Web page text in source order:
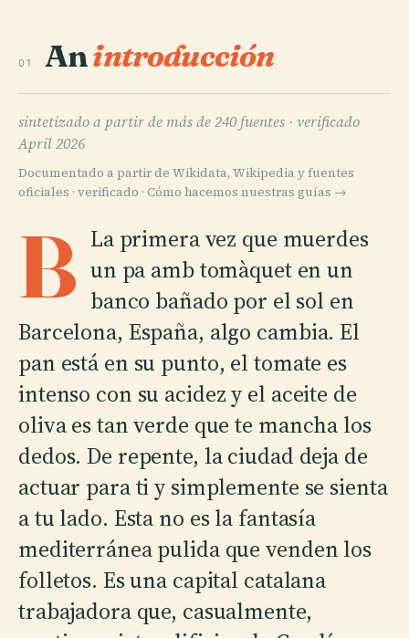
01 Anintroducción
sintetizado a partir de más de 240 fuentes · verificado
April 2026
Documentado a partir de Wikidata, Wikipedia y fuentes
oficiales · verificado · Cómo hacemos nuestras guías →
B La primera vez que muerdes
un pa amb tomàquet en un
banco bañado por el sol en
Barcelona, España, algo cambia. El
pan está en su punto, el tomate es
intenso con su acidez y el aceite de
oliva es tan verde que te mancha los
dedos. De repente, la ciudad deja de
actuar para ti y simplemente se sienta
a tu lado. Esta no es la fantasía
mediterránea pulida que venden los
folletos. Es una capital catalana
trabajadora que, casualmente,